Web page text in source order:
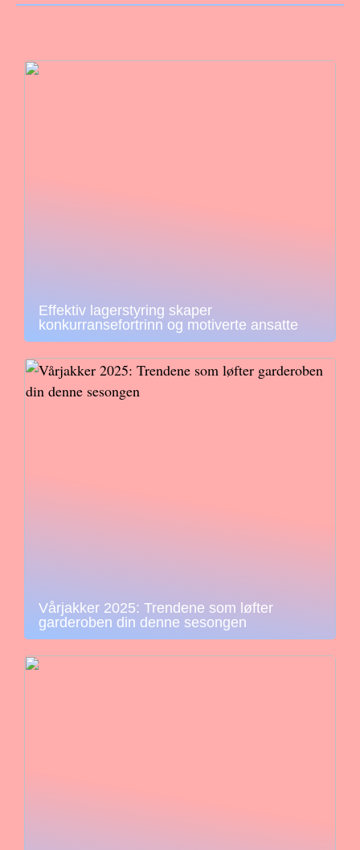
Effektiv lagerstyring skaper
konkurransefortrinn og motiverte ansatte
Vårjakker 2025: Trendene som løfter
garderoben din denne sesongen